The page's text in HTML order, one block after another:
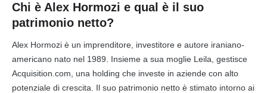
Chi è Alex Hormozi e qual è il suo
patrimonio netto?
Alex Hormozi è un imprenditore, investitore e autore iraniano-
americano nato nel 1989. Insieme a sua moglie Leila, gestisce
Acquisition.com, una holding che investe in aziende con alto
potenziale di crescita. Il suo patrimonio netto è stimato intorno ai